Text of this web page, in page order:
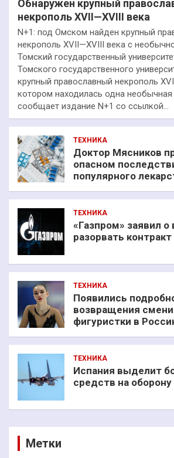
Обнаружен крупный
некрополь XVII—XVIII века
N+1: под Омском найден крупный
некрополь XVII—XVIII века с
Томский государственный
Томского государственного
крупный православный некрополь
котором находилась одна
сообщает издание N+1 со ссылкой…
ТЕХНИКА
Доктор Мясников
опасном
популярного
ТЕХНИКА
«Газпром» заявил
разорвать
ТЕХНИКА
Появились
возвращения
фигуристки в
ТЕХНИКА
Испания выделит
средств на оборону
Метки